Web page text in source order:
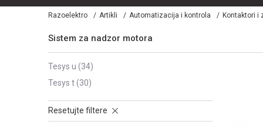
Razoelektro Artikli Automatizacija i kontrola Kontaktori i
Sistem za nadzor motora
tesys u (34)
tesys t(30)
Resetujte filtere